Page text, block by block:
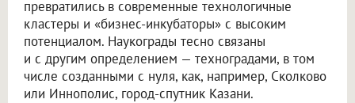
превратились в современные технологичные
кластеры и «бизнес-инкубаторы» с высоким
потенциалом. Наукограды тесно связаны
и с другим определением — техноградами, в том
числе созданными с нуля, как, например, Сколково
или Иннополис, город-спутник Казани.